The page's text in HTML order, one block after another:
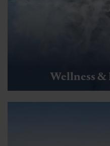
Wellness